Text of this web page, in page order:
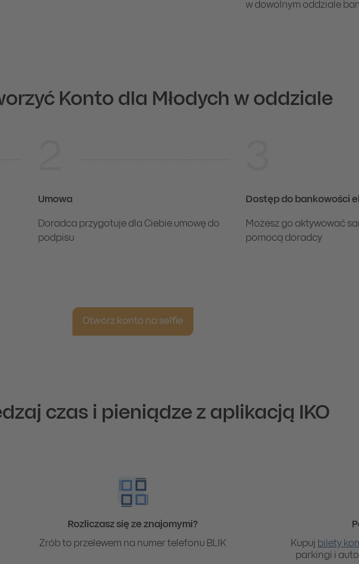
w dowolnym oddziale
Konto dla Młodych w oddziale
Umowa
Doradca przygotuje dla Ciebie umowę do
podpisu
Dostęp do bankowości
Możesz go aktywować
pomocą doradcy
Otwórz konto na selfie
czas i pieniądze z aplikacją IKO
Rozliczasz się ze znajomymi?
Zrób to przelewem na numer telefonu BLIK Kupuj bilety
parkingi i